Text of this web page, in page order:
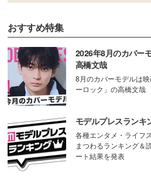
おすすめ特集
2026年8月のカバー
高橋文哉
8月のカバーモデルは
ーロック」の高橋文哉
モデルプレスランキ
各種エンタメ・ライフ
まつわるランキング＆
ート結果を発表